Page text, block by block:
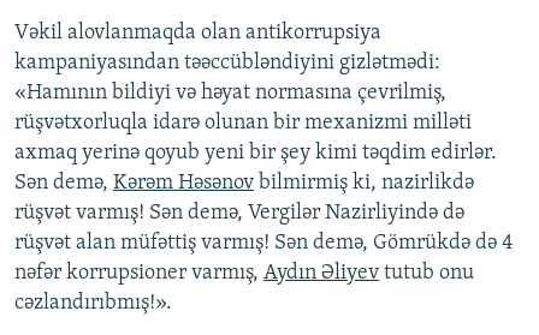
Vəkil alovlanmaqda olan antikorrupsiya
kampaniyasından təəccübləndiyini gizlətmədi:
«Hamının bildiyi və həyat normasına çevrilmiş,
rüşvətxorluqla idarə olunan bir mexanizmi milləti
axmaq yerinə qoyub yeni bir şey kimi təqdim edirlər.
Sən demə, Kərəm Həsənov bilmirmiş ki, nazirlikdə
rüşvət varmış! Sən demə, Vergilər Nazirliyində də
rüşvət alan müfəttiş varmış! Sən demə, Gömrükdə də 4
nəfər korrupsioner varmış, Aydın Əliyev tutub onu
cəzlandırıbmış!».